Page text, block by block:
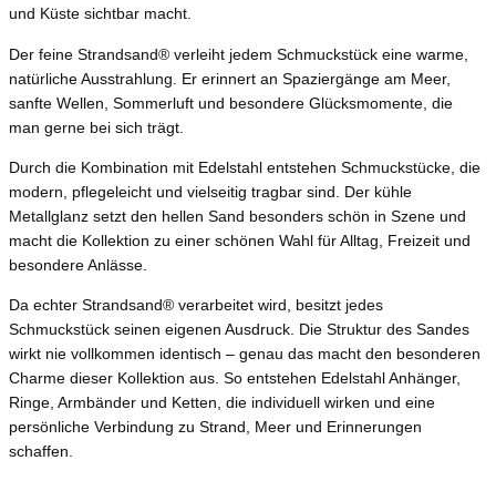
und Küste sichtbar macht.
Der feine Strandsand® verleiht jedem Schmuckstück eine warme,
natürliche Ausstrahlung. Er erinnert an Spaziergänge am Meer,
sanfte Wellen, Sommerluft und besondere Glücksmomente, die
man gerne bei sich trägt.
Durch die Kombination mit Edelstahl entstehen Schmuckstücke, die
modern, pflegeleicht und vielseitig tragbar sind. Der kühle
Metallglanz setzt den hellen Sand besonders schön in Szene und
macht die Kollektion zu einer schönen Wahl für Alltag, Freizeit und
besondere Anlässe.
Da echter Strandsand® verarbeitet wird, besitzt jedes
Schmuckstück seinen eigenen Ausdruck. Die Struktur des Sandes
wirkt nie vollkommen identisch – genau das macht den besonderen
Charme dieser Kollektion aus. So entstehen Edelstahl Anhänger,
Ringe, Armbänder und Ketten, die individuell wirken und eine
persönliche Verbindung zu Strand, Meer und Erinnerungen
schaffen.